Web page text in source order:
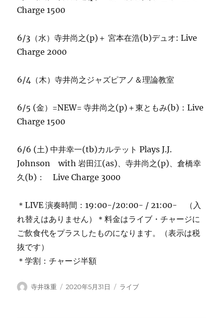
Charge 1500
6/3（水）寺井尚之(p)＋ 宮本在浩(b)デュオ: Live
Charge 2000
6/4（木）寺井尚之ジャズピアノ＆理論教室
6/5 (金）=NEW= 寺井尚之(p)＋東ともみ(b)：Live
Charge 1500
6/6 (土) 中井幸一(tb)カルテット Plays J.J.
Johnson with 岩田江(as)、寺井尚之(p)、倉橋幸
久(b)： Live Charge 3000
＊LIVE 演奏時間：19:00-/20:00- / 21:00- （入
れ替えはありません）＊料金はライブ・チャージに
ご飲食代をプラスしたものになります。（表示は税
抜です）
＊学割：チャージ半額
投
寺井珠重
投
2020年5月31日
カ
ライブ